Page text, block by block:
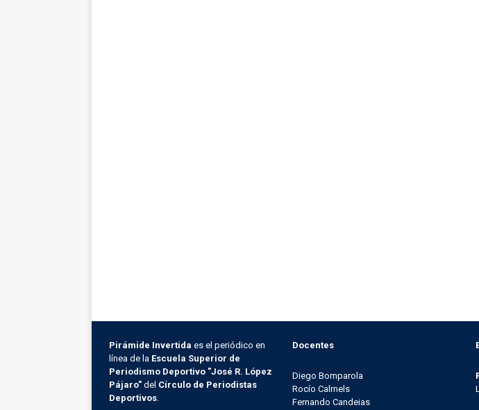
Pirámide Invertida es el periódico en
línea de la Escuela Superior de
Periodismo Deportivo "José R. López
Pájaro" del Círculo de Periodistas
Deportivos
Docentes
Diego Bomparola
Rocío Calmels
Fernando Candeias